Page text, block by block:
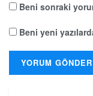
Beni sonraki
Beni yeni